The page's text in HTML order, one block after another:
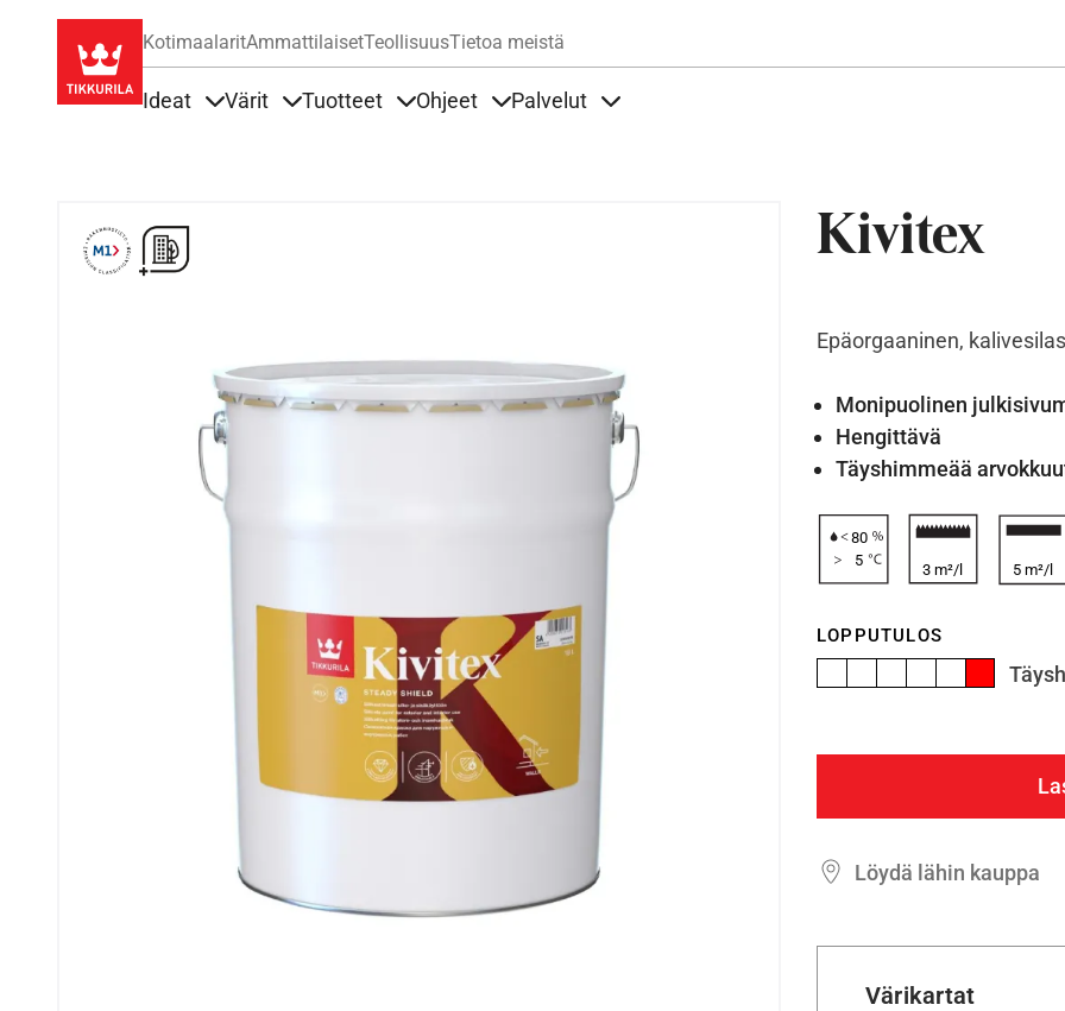
KotimaalaritAmmattilaisetTeollisuusTietoa meistä
Ideat Värit Tuotteet Ohjeet Palvelut
Kivitex
Epäorgaaninen,
Monipuolinen
Hengittävä
Täyshimmeää
80
5
3 m²/l 5 m²/l
LOPPUTULOS
Löydä lähin kauppa
Värikartat